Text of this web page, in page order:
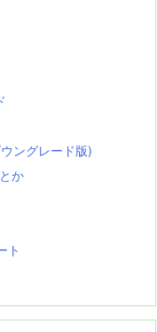
ングレード版)
か
ト